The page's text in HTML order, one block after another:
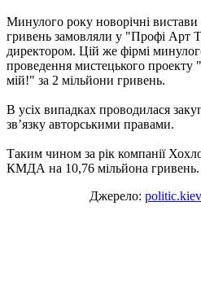
Минулого року новорічні вистави
гривень замовляли у "Профі Арт
директором. Цій же фірмі
проведення мистецького
мій!" за 2 мільйони гривень.
В усіх випадках проводилася
зв’язку авторськими правами.
Таким чином за рік компанії
КМДА на 10,76 мільйона гривень.
Джерело: